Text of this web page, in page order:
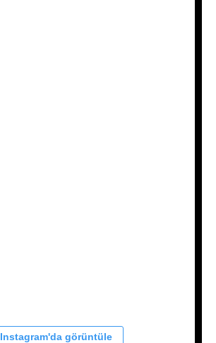
Instagram'da görüntüle